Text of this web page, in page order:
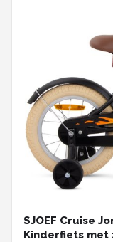
SJOEF Cruise
Kinderfiets met